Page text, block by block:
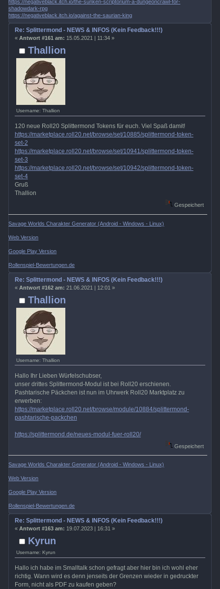
https://negativeblack.itch.io/the-sunken-scriptorium-a-dungeoncrawl-for-
shadowdark-rpg
https://negativeblack.itch.io/against-the-saurian-king
Thallion
Username: Thallion
Re: Splittermond - NEWS & INFOS (Kein Feedback!!!)
« Antwort #161 am: 15.05.2021 | 11:34 »
120 neue Roll20 Splittermond Tokens für euch. Viel Spaß damit!
https://marketplace.roll20.net/browse/set/10885/splittermond-token-
set-2
https://marketplace.roll20.net/browse/set/10941/splittermond-token-
set-3
https://marketplace.roll20.net/browse/set/10942/splittermond-token-
set-4
Gruß
Thallion
Gespeichert
Savage Worlds Charakter Generator (Android - Windows - Linux)
Web Version
Google Play Version
Rollenspiel-Bewertungen.de
Thallion
Username: Thallion
Re: Splittermond - NEWS & INFOS (Kein Feedback!!!)
« Antwort #162 am: 21.06.2021 | 12:01 »
Hallo Ihr Lieben Würfelschubser,
unser drittes Splittermond-Modul ist bei Roll20 erschienen.
Pashtarische Päckchen ist nun im Uhrwerk Roll20 Marktplatz zu
erwerben:
https://marketplace.roll20.net/browse/module/10884/splittermond-
pashtarische-packchen
https://splittermond.de/neues-modul-fuer-roll20/
Gespeichert
Savage Worlds Charakter Generator (Android - Windows - Linux)
Web Version
Google Play Version
Rollenspiel-Bewertungen.de
Kyrun
Username: Kyrun
Re: Splittermond - NEWS & INFOS (Kein Feedback!!!)
« Antwort #163 am: 19.07.2023 | 16:31 »
Hallo ich habe im Smalltalk schon gefragt aber hier bin ich wohl eher
richtig. Wann wird es denn jenseits der Grenzen wieder in gedruckter
Form, nicht als PDF zu kaufen geben?